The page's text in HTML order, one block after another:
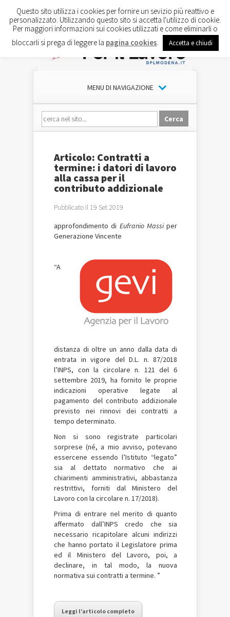
MENU DI NAVIGAZIONE
Articolo: Contratti a
termine: i datori di lavoro
alla cassa per il
contributo addizionale
Pubblicato il 19 Set 2019
approfondimento di Eufranio Massiper
Generazione Vincente
“A
distanza di oltre un anno dalla data di
entrata in vigore del D.L. n. 87/2018
l’INPS, con la circolare n. 121 del 6
settembre 2019, ha fornito le proprie
indicazioni operative legate al
pagamento del contributo addizionale
previsto nei rinnovi dei contratti a
tempo determinato.
Non si sono registrate particolari
sorprese (né, a mio avviso, potevano
essercene essendo l’Istituto “legato”
sia al dettato normativo che ai
chiarimenti amministrativi, abbastanza
restrittivi, forniti dal Ministero del
Lavoro con la circolare n. 17/2018).
Prima di entrare nel merito di quanto
affermato dall’INPS credo che sia
necessario ricapitolare alcuni indirizzi
che hanno portato il Legislatore prima
ed il Ministero del Lavoro, poi, a
declinare, in tal modo, la nuova
normativa sui contratti a termine. ”
Leggi l’articolo completo
Questo sito utilizza i cookies per fornire un sevizio più reattivo e
personalizzato. Utilizzando questo sito si accetta l'utilizzo di cookie.
Per maggiori informazioni sui cookies utilizzati e come eliminarli o
bloccarli si prega di leggere la pagina cookies Accetta e chiudi